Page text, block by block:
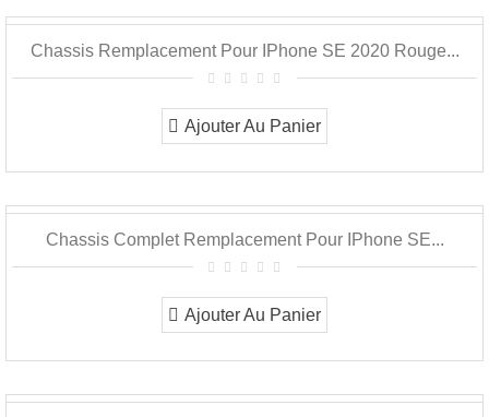
Chassis Remplacement Pour IPhone SE 2020 Rouge...
Ajouter Au Panier
Chassis Complet Remplacement Pour IPhone SE...
Ajouter Au Panier